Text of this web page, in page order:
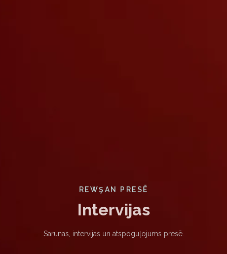
REWŞAN PRESĒ
Intervijas
Sarunas, intervijas un atspoguļojums presē.